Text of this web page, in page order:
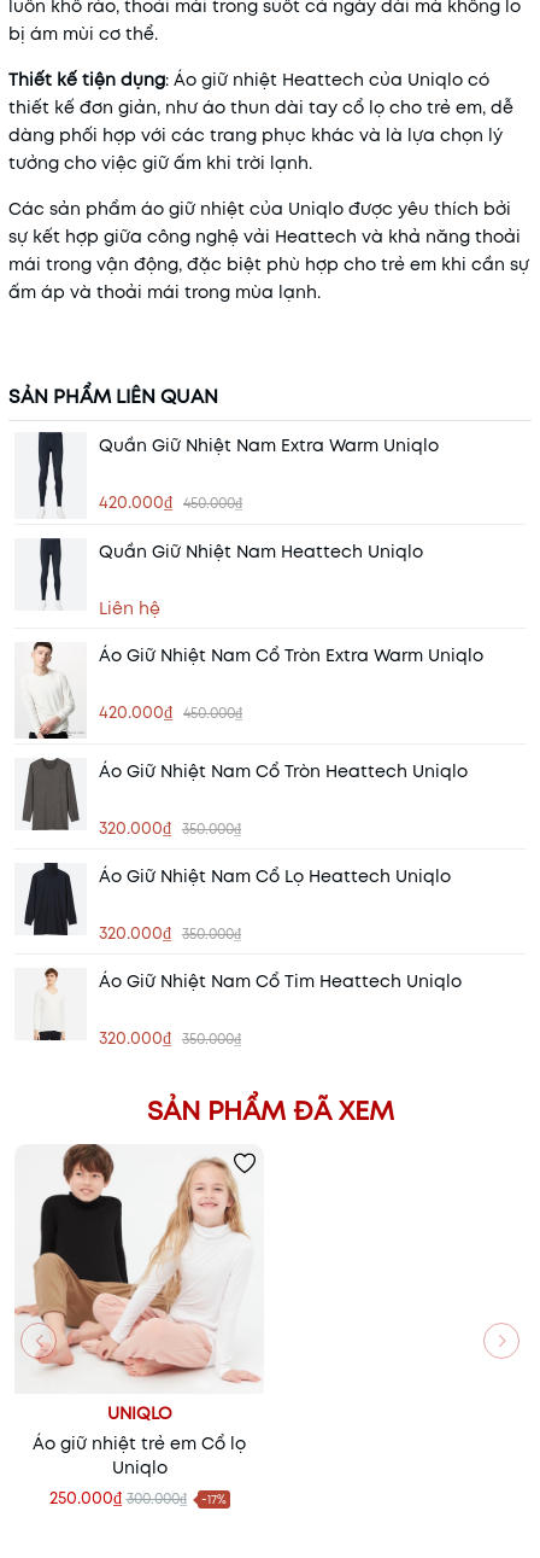
luôn khô ráo, thoải mái trong suốt cả ngày dài mà không lo
bị ám mùi cơ thể.
Thiết kế tiện dụng: Áo giữ nhiệt Heattech của Uniqlo có
thiết kế đơn giản, như áo thun dài tay cổ lọ cho trẻ em, dễ
dàng phối hợp với các trang phục khác và là lựa chọn lý
tưởng cho việc giữ ấm khi trời lạnh.
Các sản phẩm áo giữ nhiệt của Uniqlo được yêu thích bởi
sự kết hợp giữa công nghệ vải Heattech và khả năng thoải
mái trong vận động, đặc biệt phù hợp cho trẻ em khi cần sự
ấm áp và thoải mái trong mùa lạnh.
SẢN PHẨM LIÊN QUAN
Quần Giữ Nhiệt Nam Extra Warm Uniqlo
420.000₫ 450.000₫
Quần Giữ Nhiệt Nam Heattech Uniqlo
Liên hệ
Áo Giữ Nhiệt Nam Cổ Tròn Extra Warm Uniqlo
420.000₫ 450.000₫
Áo Giữ Nhiệt Nam Cổ Tròn Heattech Uniqlo
320.000₫ 350.000₫
Áo Giữ Nhiệt Nam Cổ Lọ Heattech Uniqlo
320.000₫ 350.000₫
Áo Giữ Nhiệt Nam Cổ Tim Heattech Uniqlo
320.000₫ 350.000₫
SẢN PHẨM ĐÃ XEM
UNIQLO
Áo giữ nhiệt trẻ em Cổ lọ
Uniqlo
250.000₫ 300.000₫ -17%